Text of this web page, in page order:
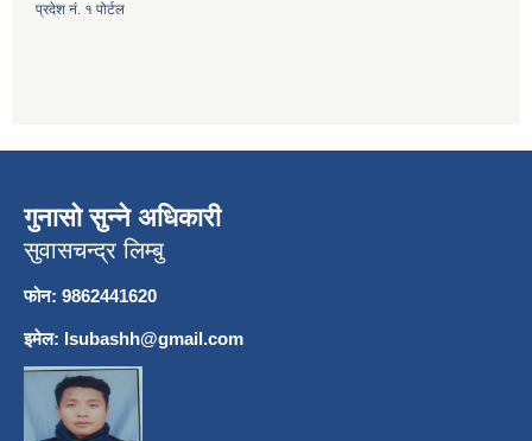
प्रदेश नं. १ पोर्टल
गुनासो सुन्ने अधिकारी
सुवासचन्द्र लिम्बु
फोन: 9862441620
इमेल: lsubashh@gmail.com